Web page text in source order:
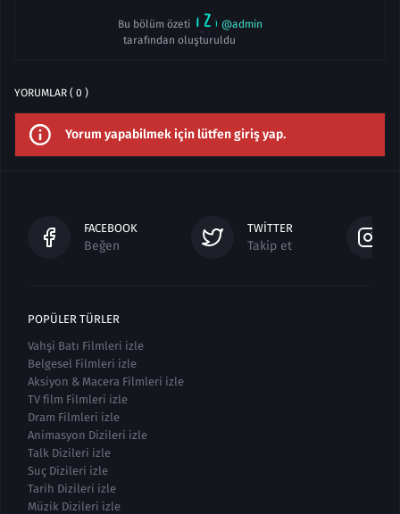
Bu bölüm özeti
@admin
tarafından oluşturuldu
YORUMLAR ( 0 )
Yorum yapabilmek için lütfen giriş yap.
FACEBOOK
Beğen
TWITTER
Takip et
POPÜLER TÜRLER
Vahşi Batı Filmleri izle
Belgesel Filmleri izle
Aksiyon & Macera Filmleri izle
TV film Filmleri izle
Dram Filmleri izle
Animasyon Dizileri izle
Talk Dizileri izle
Suç Dizileri izle
Tarih Dizileri izle
Müzik Dizileri izle